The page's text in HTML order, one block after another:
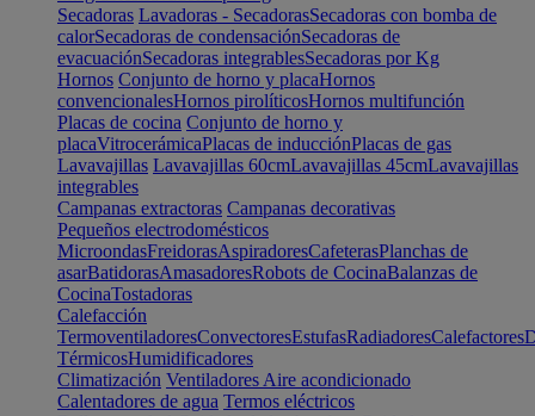
Secadoras Lavadoras - SecadorasSecadoras con bomba de
calorSecadoras de condensaciónSecadoras de
evacuaciónSecadoras integrablesSecadoras por Kg
Hornos Conjunto de horno y placaHornos
convencionalesHornos pirolíticosHornos multifunción
Placas de cocina Conjunto de horno y
placaVitrocerámicaPlacas de inducciónPlacas de gas
Lavavajillas Lavavajillas 60cmLavavajillas 45cmLavavajillas
integrables
Campanas extractoras Campanas decorativas
Pequeños electrodomésticos
MicroondasFreidorasAspiradoresCafeterasPlanchas de
asarBatidorasAmasadoresRobots de CocinaBalanzas de
CocinaTostadoras
Calefacción
TermoventiladoresConvectoresEstufasRadiadoresCalefactores
TérmicosHumidificadores
Climatización Ventiladores Aire acondicionado
Calentadores de agua Termos eléctricos